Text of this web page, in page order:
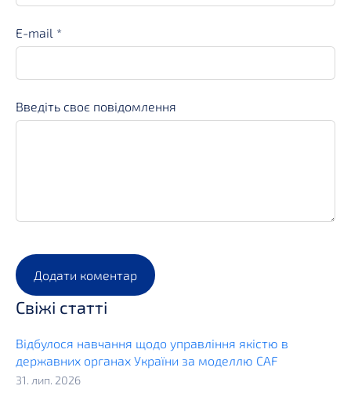
Свіжі статті
Відбулося навчання щодо управління якістю в
державних органах України за моделлю CAF
31. лип. 2026
E-mail *
Введіть своє повідомлення